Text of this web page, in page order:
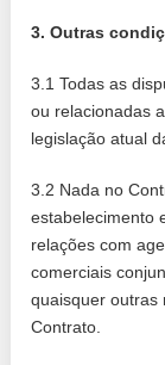
3. Outras
3.1 Todas as
ou relacionadas
legislação atual
3.2 Nada no
estabelecimento
relações com
comerciais
quaisquer outras
Contrato.